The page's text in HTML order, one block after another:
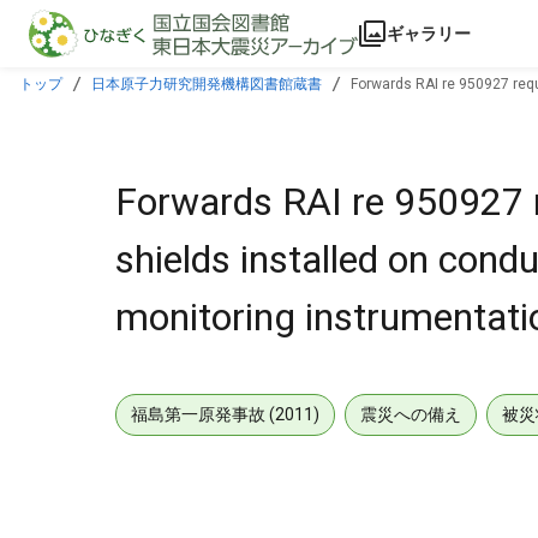
本文に飛ぶ
ギャラリー
トップ 日本原子力研究開発機構図書館蔵書 Forwards RAI re 950927
Forwards RAI re
shields installed on
monitoring
福島第一原発事故 (2011) 震災への備え 被災